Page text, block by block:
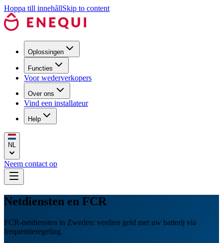
Hoppa till innehållSkip to content
Oplossingen
Functies
Voor wederverkopers
Over ons
Vind een installateur
Help
NL
Neem contact op
Netdiensten en FCR
FCR-netdiensten in Zweden: verdien geld met uw batterij via
frequentieregeling.